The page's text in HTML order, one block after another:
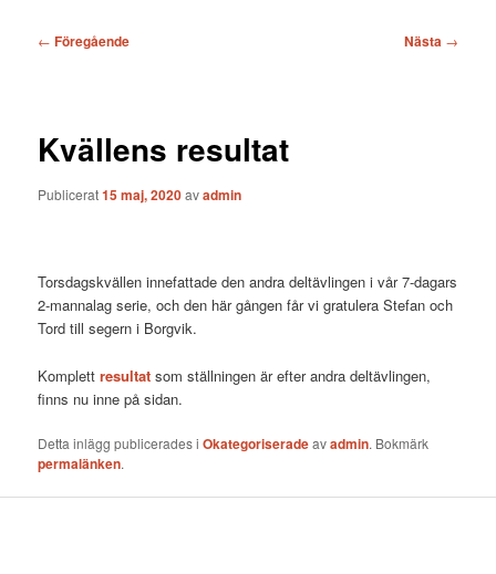
Inläggsnavigering
← Föregående Nästa →
Kvällens resultat
Publicerat15 maj, 2020avadmin
Torsdagskvällen innefattade den andra deltävlingen i vår 7-dagars
2-mannalag serie, och den här gången får vi gratulera Stefan och
Tord till segern i Borgvik.
Komplettresultat som ställningen är efter andra deltävlingen,
finns nu inne på sidan.
Detta inlägg publicerades iOkategoriseradeavadmin. Bokmärk
permalänken.